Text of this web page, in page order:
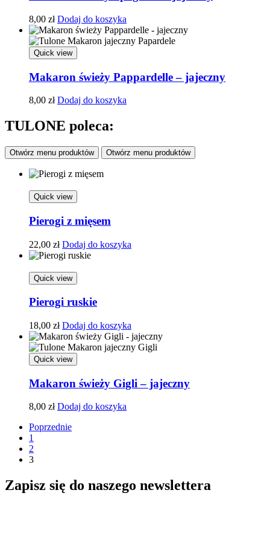
8,00 zł Dodaj do koszyka
Quick view
Makaron świeży Pappardelle – jajeczny
8,00 zł Dodaj do koszyka
TULONE poleca:
Otwórz menu produktów Otwórz menu produktów
Quick view
Pierogi z mięsem
22,00 zł Dodaj do koszyka
Quick view
Pierogi ruskie
18,00 zł Dodaj do koszyka
Quick view
Makaron świeży Gigli – jajeczny
8,00 zł Dodaj do koszyka
Poprzednie
1
2
3
Zapisz się do naszego newslettera